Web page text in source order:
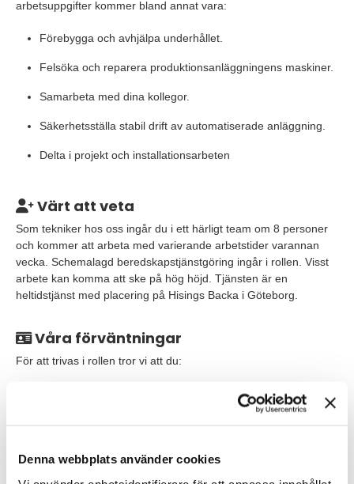
Denna webbplats använder cookies
arbetsuppgifter kommer bland annat vara:
Förebygga och avhjälpa underhållet.
Felsöka och reparera produktionsanläggningens maskiner.
Samarbeta med dina kollegor.
Säkerhetsställa stabil drift av automatiserade anläggning.
Delta i projekt och installationsarbeten
Värt att veta
Som tekniker hos oss ingår du i ett härligt team om 8 personer
och kommer att arbeta med varierande arbetstider varannan
vecka. Schemalagd beredskapstjänstgöring ingår i rollen. Visst
arbete kan komma att ske på hög höjd. Tjänsten är en
heltidstjänst med placering på Hisings Backa i Göteborg.
Våra förväntningar
För att trivas i rollen tror vi att du:
Har en gymnasial utbildning med teknisk inriktning mot el
eller automation eller/och några års erfarenheter inom
Behärskar svenska och engelska i tal och skrift